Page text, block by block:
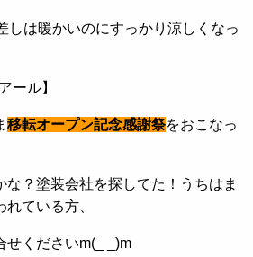
しは暖かいのにすっかり涼しくなっ
ール】
移転オープン記念感謝祭をおこなっ
な？塗装会社を探してた！うちはま
ている方、
せくださいm(_ _)m